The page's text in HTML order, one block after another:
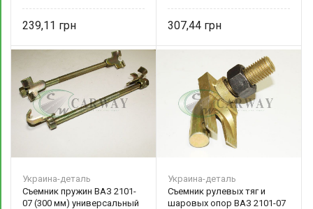
239,11 307,44
Украина-деталь
Съемник пружин ВАЗ 2101-
07 (300 мм) универсальный
Украина-деталь
Съемник рулевых тяг и
шаровых опор ВАЗ 2101-07